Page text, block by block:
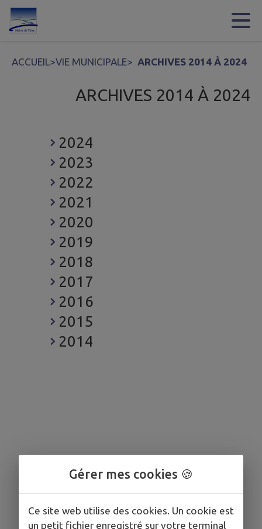
Contenu
ACCUEIL>VIE MUNICIPALE> ARCHIVES 2014 À 2024
ARCHIVES 2014 À 2024
2024
2023
2022
2021
2020
2019
2018
2017
2016
2015
2014
Gérer mes cookies 🍪
Ce site web utilise des cookies. Un cookie est
un petit fichier enregistré sur votre terminal